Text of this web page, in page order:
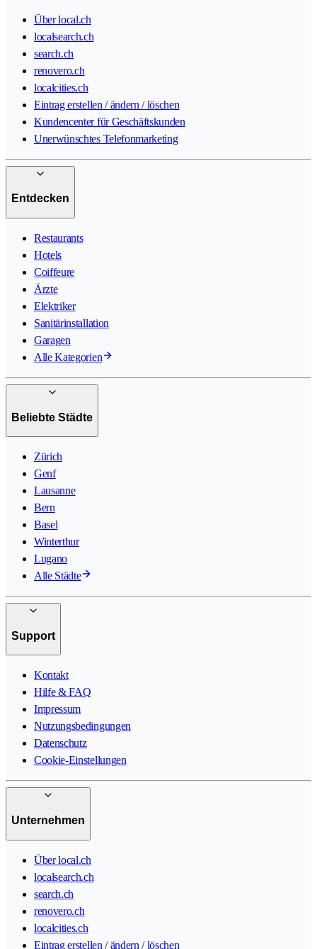
Über local.ch
localsearch.ch
search.ch
renovero.ch
localcities.ch
Eintrag erstellen / ändern / löschen
Kundencenter für Geschäftskunden
Unerwünschtes Telefonmarketing
Entdecken
Restaurants
Hotels
Coiffeure
Ärzte
Elektriker
Sanitärinstallation
Garagen
Alle Kategorien
Beliebte Städte
Zürich
Genf
Lausanne
Bern
Basel
Winterthur
Lugano
Alle Städte
Support
Kontakt
Hilfe & FAQ
Impressum
Nutzungsbedingungen
Datenschutz
Cookie-Einstellungen
Unternehmen
Über local.ch
localsearch.ch
search.ch
renovero.ch
localcities.ch
Eintrag erstellen / ändern / löschen